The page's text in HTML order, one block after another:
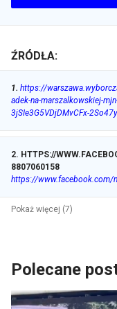
ŹRÓDŁA:
1. https://
adek-na-marszalkowskiej-
3jSIe3G5VDjDMvCFx-
2. HTTPS://
8807060158
https://
Pokaż więcej (7)
Polecane